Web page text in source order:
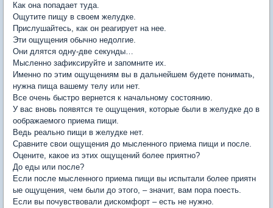
Как она попадает туда.
Ощутите пищу в своем желудке.
Прислушайтесь, как он реагирует на нее.
Эти ощущения обычно недолгие.
Они длятся одну-две секунды…
Мысленно зафиксируйте и запомните их.
Именно по этим ощущениям вы в дальнейшем будете понимать,
нужна пища вашему телу или нет.
Все очень быстро вернется к начальному состоянию.
У вас вновь появятся те ощущения, которые были в желудке до в
оображаемого приема пищи.
Ведь реально пищи в желудке нет.
Сравните свои ощущения до мысленного приема пищи и после.
Оцените, какое из этих ощущений более приятно?
До еды или после?
Если после мысленного приема пищи вы испытали более приятн
ые ощущения, чем были до этого, – значит, вам пора поесть.
Если вы почувствовали дискомфорт – есть не нужно.